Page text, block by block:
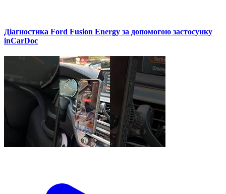
Діагностика Ford Fusion Energy за допомогою застосунку
inCarDoc